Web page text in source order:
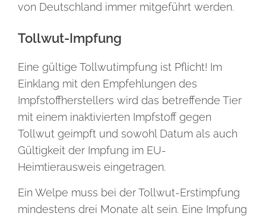
von Deutschland immer mitgeführt werden.
Tollwut-Impfung
Eine gültige Tollwutimpfung ist Pflicht! Im
Einklang mit den Empfehlungen des
Impfstoffherstellers wird das betreffende Tier
mit einem inaktivierten Impfstoff gegen
Tollwut geimpft und sowohl Datum als auch
Gültigkeit der Impfung im EU-
Heimtierausweis eingetragen.
Ein Welpe muss bei der Tollwut-Erstimpfung
mindestens drei Monate alt sein. Eine Impfung